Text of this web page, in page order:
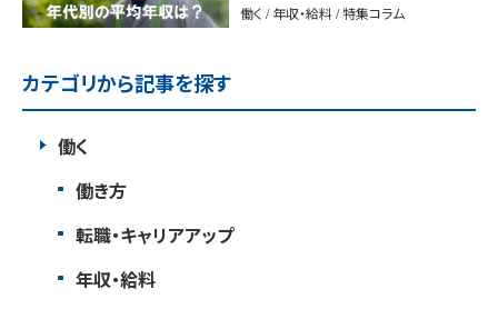
働く / 年収・給料 / 特集コラム
カテゴリから記事を探す
働く
働き方
転職・キャリアアップ
年収・給料